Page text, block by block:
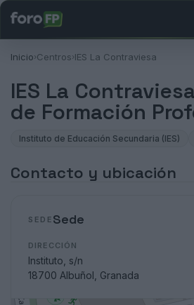
Inicio›Centros›IES La Contraviesa
IES La
de Formación
Instituto de Educación Secundaria (IES)
Contacto y ubicación
SEDE Sede
DIRECCIÓN
Instituto, s/n
18700 Albuñol, Granada